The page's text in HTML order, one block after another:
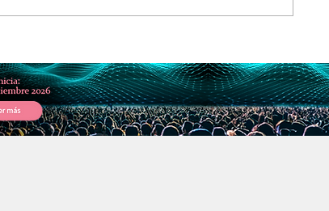
Suno pierde demanda por
autor